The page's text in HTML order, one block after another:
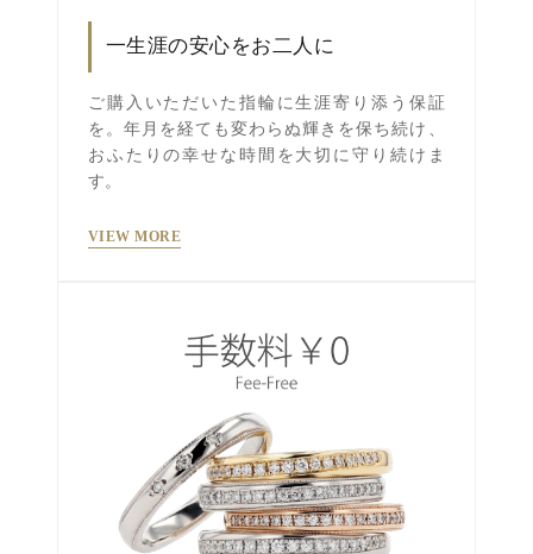
一生涯の安心をお二人に
ご購入いただいた指輪に生涯寄り添う保証
を。年月を経ても変わらぬ輝きを保ち続け、
おふたりの幸せな時間を大切に守り続けま
す。
VIEW MORE